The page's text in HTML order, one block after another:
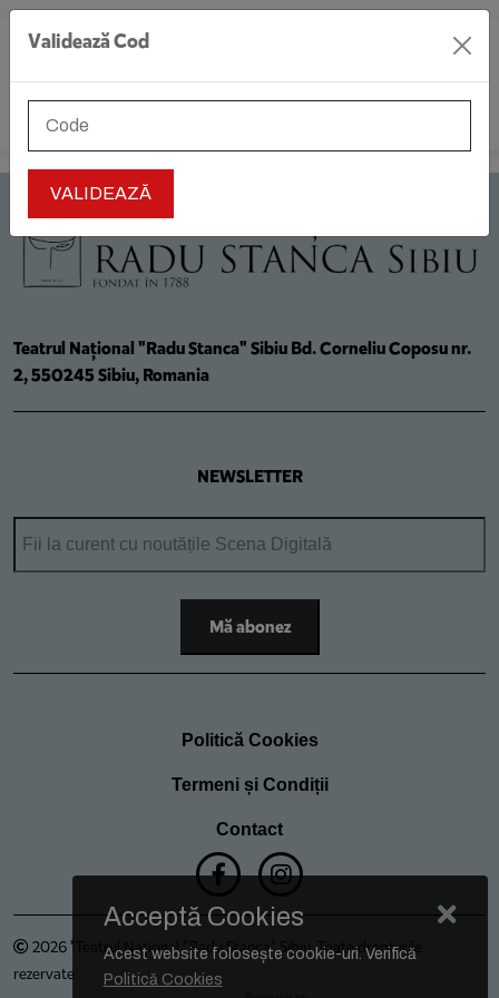
MENIU
Validează Cod
Teatrul Național "Radu Stanca" Sibiu Bd. Corneliu Coposu nr.
2, 550245 Sibiu, Romania
NEWSLETTER
Politică Cookies
Termeni și Condiții
Contact
2026 "Teatrul Național "Radu Stanca" Sibiu. Toate drepturile
rezervate
Acceptă Cookies
Acest website folosește cookie-uri. Verifică
Politică Cookies